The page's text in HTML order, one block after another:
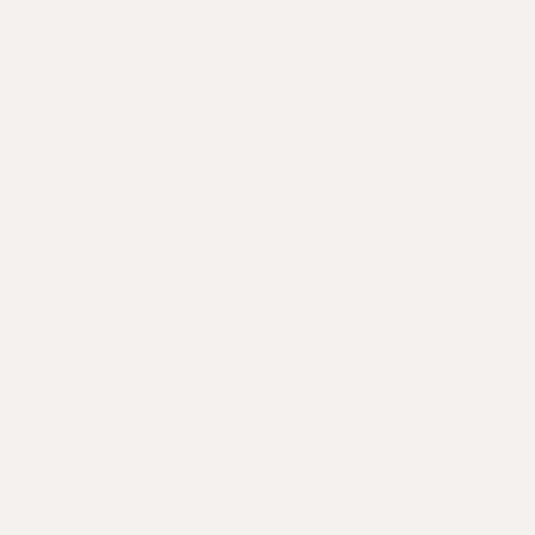
Вам